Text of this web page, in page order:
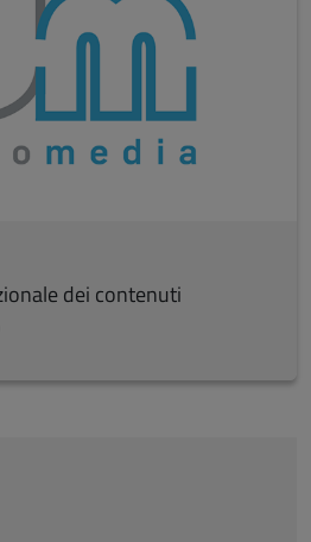
dei contenuti